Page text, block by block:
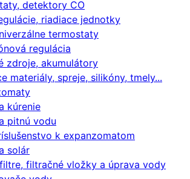
detektory CO
riadiace jednotky
termostaty
regulácia
zdroje, akumulátory
materiály, spreje, silikóny, tmely...
kúrenie
pitnú vodu
k expanzomatom
solár
filtračné vložky a úprava vody